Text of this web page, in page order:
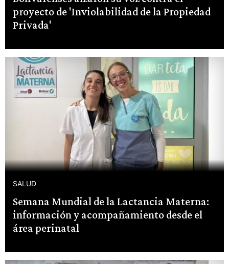
proyecto de 'Inviolabilidad de la Propiedad
Privada'
SALUD
Semana Mundial de la Lactancia Materna:
información y acompañamiento desde el
área perinatal